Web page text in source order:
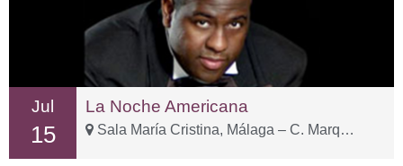
Jul
15
La Noche Americana
Sala María Cristina, Málaga – C. Marqués de Valdecañas, 2, Distrito Centro